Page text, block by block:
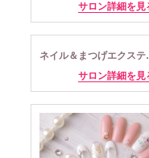
サロン詳細を見
ネイル＆
サロン詳細を見